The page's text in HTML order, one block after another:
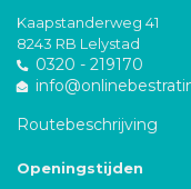
Kaapstanderweg 41
8243 RB Lelystad
0320 - 219170
Routebeschrijving
Openingstijden